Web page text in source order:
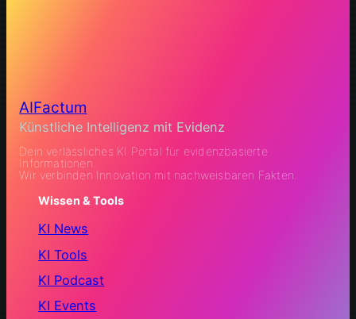
AIFactum
Künstliche Intelligenz mit Evidenz
Dein verlässliches KI Portal für evidenzbasierte
Informationen.
Wir verbinden Innovation mit nachweisbaren Fakten.
Wissen & Tools
KI News
KI Tools
KI Podcast
KI Events